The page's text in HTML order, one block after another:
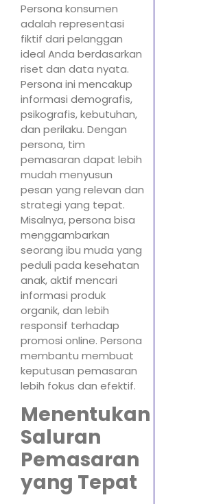
Persona konsumen
adalah representasi
fiktif dari pelanggan
ideal Anda berdasarkan
riset dan data nyata.
Persona ini mencakup
informasi demografis,
psikografis, kebutuhan,
dan perilaku. Dengan
persona, tim
pemasaran dapat lebih
mudah menyusun
pesan yang relevan dan
strategi yang tepat.
Misalnya, persona bisa
menggambarkan
seorang ibu muda yang
peduli pada kesehatan
anak, aktif mencari
informasi produk
organik, dan lebih
responsif terhadap
promosi online. Persona
membantu membuat
keputusan pemasaran
lebih fokus dan efektif.
Menentukan
Saluran
Pemasaran
yang Tepat